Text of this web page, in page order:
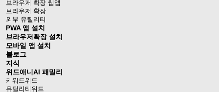
브라우저 확장 웹앱
브라우저 확장
외부 유틸리티
PWA 앱 설치
브라우저확장 설치
모바일 앱 설치
블로그
지식
위드애니AI 패밀리
키워드위드
유틸리티위드